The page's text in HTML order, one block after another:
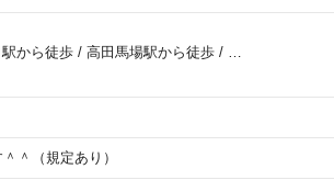
から徒歩/ 高田馬場駅から徒歩/
＾（規定あり）